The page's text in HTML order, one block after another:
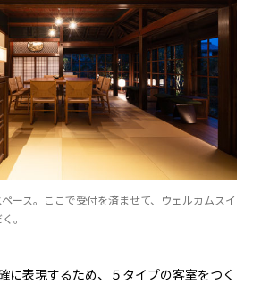
ース。ここで受付を済ませて、ウェルカムスイ
。
に表現するため、５タイプの客室をつく